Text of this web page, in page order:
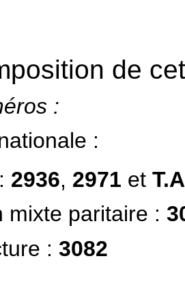
de
:
:
2936, 2971 et
mixte paritaire :
: 3082